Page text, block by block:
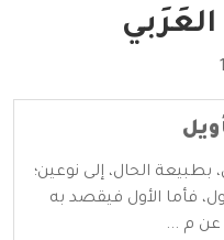
العَرَبي
بطبيعة الحال، إلى نوعين؛
فأما الأول فيقصد به
عن م ...